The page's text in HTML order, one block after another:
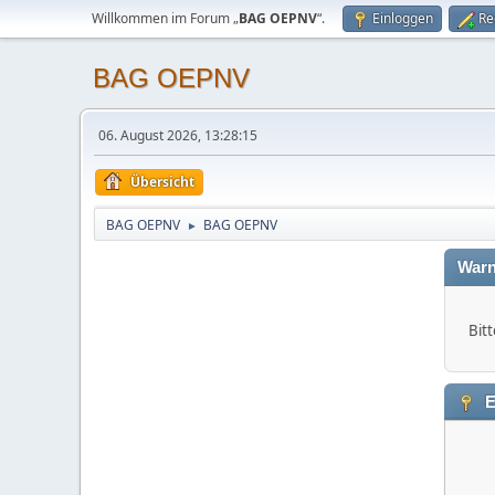
Willkommen im Forum „BAG OEPNV“. Einloggen
BAG OEPNV
06. August 2026, 13:28:15
Übersicht
BAG OEPNV ► BAG OEPNV